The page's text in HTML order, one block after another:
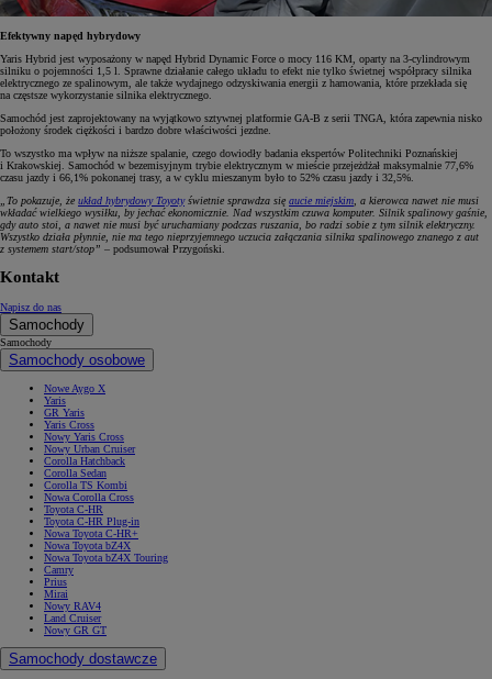
Efektywny napęd hybrydowy
Yaris Hybrid jest wyposażony w napęd Hybrid Dynamic Force o mocy 116 KM, oparty na 3-cylindrowym
silniku o pojemności 1,5 l. Sprawne działanie całego układu to efekt nie tylko świetnej współpracy silnika
elektrycznego ze spalinowym, ale także wydajnego odzyskiwania energii z hamowania, które przekłada się
na częstsze wykorzystanie silnika elektrycznego.
Samochód jest zaprojektowany na wyjątkowo sztywnej platformie GA-B z serii TNGA, która zapewnia nisko
położony środek ciężkości i bardzo dobre właściwości jezdne.
To wszystko ma wpływ na niższe spalanie, czego dowiodły badania ekspertów Politechniki Poznańskiej
i Krakowskiej. Samochód w bezemisyjnym trybie elektrycznym w mieście przejeżdżał maksymalnie 77,6%
czasu jazdy i 66,1% pokonanej trasy, a w cyklu mieszanym było to 52% czasu jazdy i 32,5%.
„To pokazuje, że układ hybrydowy Toyotyświetnie sprawdza się aucie miejskim , a kierowca nawet nie musi
wkładać wielkiego wysiłku, by jechać ekonomicznie. Nad wszystkim czuwa komputer. Silnik spalinowy gaśnie,
gdy auto stoi, a nawet nie musi być uruchamiany podczas ruszania, bo radzi sobie z tym silnik elektryczny.
Wszystko działa płynnie, nie ma tego nieprzyjemnego uczucia załączania silnika spalinowego znanego z aut
z systemem start/stop” – podsumował Przygoński.
Kontakt
Napisz do nas
Samochody
Samochody
Samochody osobowe
Nowe Aygo X
Yaris
GR Yaris
Yaris Cross
Nowy Yaris Cross
Nowy Urban Cruiser
Corolla Hatchback
Corolla Sedan
Corolla TS Kombi
Nowa Corolla Cross
Toyota C-HR
Toyota C-HR Plug-in
Nowa Toyota C-HR+
Nowa Toyota bZ4X
Nowa Toyota bZ4X Touring
Camry
Prius
Mirai
Nowy RAV4
Land Cruiser
Nowy GR GT
Samochody dostawcze